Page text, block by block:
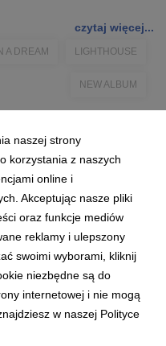
czytaj więcej...
A DREAM LIGHTHOUSE
NEW ALBUM
naszej strony
korzystania z naszych
online i
Akceptując nasze pliki
oraz funkcje mediów
reklamy i ulepszony
swoimi wyborami, kliknij
niezbędne są do
internetowej i nie mogą
w naszej Polityce